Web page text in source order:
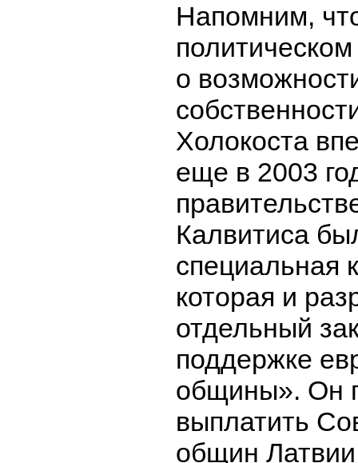
Напомним,
о
Холокоста
еще в 2003
Калвитиса
специальная
которая и
отдельный
поддержке
общины». Он
выплатить
общин